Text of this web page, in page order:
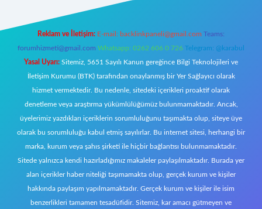
Reklam ve İletişim: E-mail: backlinkpaneli@gmail.com Teams:
forumhizmeti@gmail.com Whatsapp: 0262 606 0 726 Telegram: @karabul
Yasal Uyarı: Sitemiz, 5651 Sayılı Kanun gereğince Bilgi Teknolojileri ve
İletişim Kurumu (BTK) tarafından onaylanmış bir Yer Sağlayıcı olarak
hizmet vermektedir. Bu nedenle, sitedeki içerikleri proaktif olarak
denetleme veya araştırma yükümlülüğümüz bulunmamaktadır. Ancak,
üyelerimiz yazdıkları içeriklerin sorumluluğunu taşımakta olup, siteye üye
olarak bu sorumluluğu kabul etmiş sayılırlar. Bu internet sitesi, herhangi bir
marka, kurum veya şahıs şirketi ile hiçbir bağlantısı bulunmamaktadır.
Sitede yalnızca kendi hazırladığımız makaleler paylaşılmaktadır. Burada yer
alan içerikler haber niteliği taşımamakta olup, gerçek kurum ve kişiler
hakkında paylaşım yapılmamaktadır. Gerçek kurum ve kişiler ile isim
benzerlikleri tamamen tesadüfidir. Sitemiz, kar amacı gütmeyen ve